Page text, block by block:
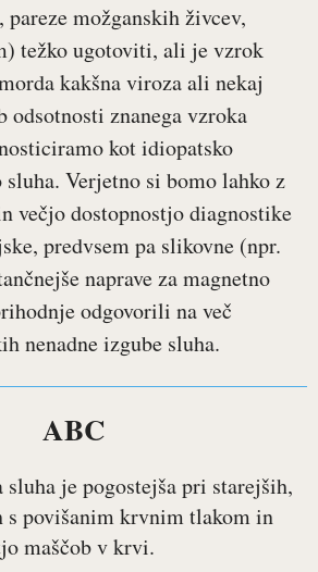
možganskih živcev,
težko ugotoviti, ali je vzrok
kakšna viroza ali nekaj
odsotnosti znanega vzroka
kot idiopatsko
sluha. Verjetno si bomo lahko z
večjo dostopnostjo diagnostike
predvsem pa slikovne (npr.
naprave za magnetno
odgovorili na več
nenadne izgube sluha.
ABC
sluha je pogostejša pri starejših,
povišanim krvnim tlakom in
maščob v krvi.